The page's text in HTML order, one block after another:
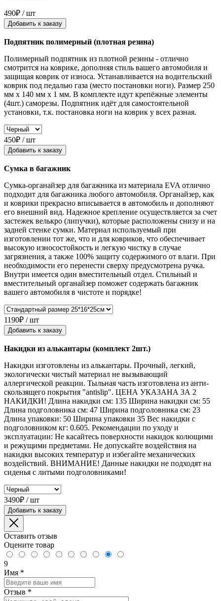
490₽ / шт
Добавить к заказу
Подпятник полимерный (плотная резина)
Полимерный подпятник из плотной резины - отлично
смотрится на коврике, дополняя стиль вашего автомобиля и
защищая коврик от износа. Устанавливается на водительский
коврик под педалью газа (место постановки ноги). Размер 250
мм x 140 мм x 1 мм. В комплекте идут крепёжные элементы
(4шт.) саморезы. Подпятник идёт для самостоятельной
установки, т.к. постановка ноги на коврик у всех разная.
450₽ / шт
Добавить к заказу
Сумка в багажник
Сумка-органайзер для багажника из материала EVA отлично
подходит для багажника любого автомобиля. Органайзер, как
и коврики прекрасно вписывается в автомобиль и дополняют
его внешний вид. Надежное крепление осуществляется за счет
застежек велькро (липучки), которые расположены снизу и на
задней стенке сумки. Материал используемый при
изготовлении тот же, что и для ковриков, что обеспечивает
высокую износостойкость и легкую чистку в случае
загрязнения, а также 100% защиту содержимого от влаги. При
необходимости его перенести сверху предусмотрена ручка.
Внутри имеется один вместительный отдел. Стильный и
вместительный органайзер поможет содержать багажник
вашего автомобиля в чистоте и порядке!
1190₽ / шт
Добавить к заказу
Накидки из алькантары (комплект 2шт.)
Накидки изготовлены из алькантары. Прочный, легкий,
экологически чистый материал не вызывающий
аллергической реакции. Тыльная часть изготовлена из анти-
скользящего покрытия "antislip". ЦЕНА УКАЗАНА ЗА 2
НАКИДКИ! Длина накидки см: 135 Ширина накидки см: 55
Длина подголовника см: 47 Ширина подголовника см: 23
Длина упаковки: 50 Ширина упаковки 35 Вес накидки с
подголовником кг: 0.605. Рекомендации по уходу и
эксплуатации: Не касайтесь поверхности накидок колющими
и режущими предметами. Не допускайте воздействия на
накидки высоких температур и избегайте механических
воздействий. ВНИМАНИЕ! Данные накидки не подходят на
сиденья с литыми подголовниками!
3490₽ / шт
Добавить к заказу
Оставить отзыв
Оцените товар
9
Имя *
Отзыв *